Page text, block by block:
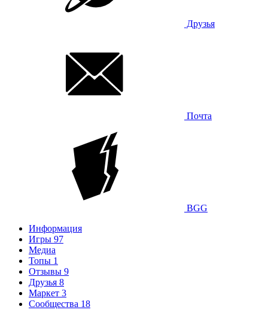
Друзья
Почта
BGG
Информация
Игры 97
Медиа
Топы 1
Отзывы 9
Друзья 8
Маркет 3
Сообщества 18